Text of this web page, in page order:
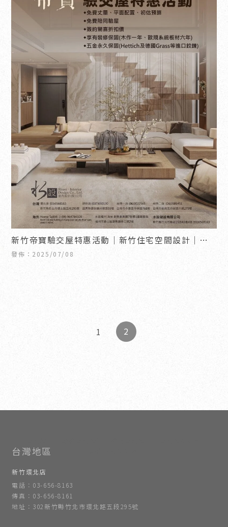
新竹帝寶驗交屋特惠活動｜新竹住宅空間設計｜竹
北住宅空間設計
發佈：2025/07/08
1 2
新竹環北店
電話：03-656-8163
傳真：03-656-8161
地址：302新竹縣竹北市環北路五段295號